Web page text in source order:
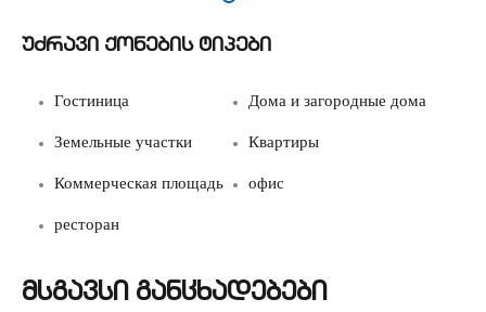
უძრავი ქონების ტიპები
Гостиница Дома и загородные дома
Земельные участки Квартиры
Коммерческая площадь офис
ресторан
მსგავსი განცხადებები